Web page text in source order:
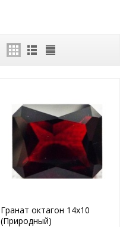
Гранат октагон 14х10
(Природный)